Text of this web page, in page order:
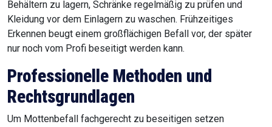
Behältern zu lagern, Schränke regelmäßig zu prüfen und
Kleidung vor dem Einlagern zu waschen. Frühzeitiges
Erkennen beugt einem großflächigen Befall vor, der später
nur noch vom Profi beseitigt werden kann.
Professionelle Methoden und
Rechtsgrundlagen
Um Mottenbefall fachgerecht zu beseitigen setzen